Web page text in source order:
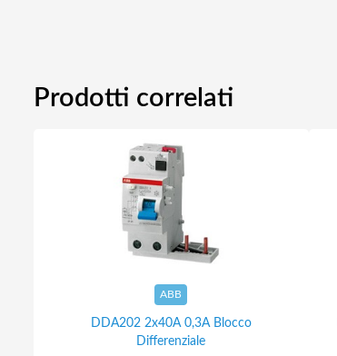
Prodotti correlati
ABB
DDA202 2x40A 0,3A Blocco
Differenziale